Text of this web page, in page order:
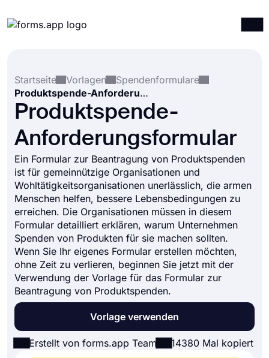
Integrationen
Vorlagen
Ressourcen
Startseite
Vorlagen
Spendenformulare
Produktspende-Anforderungsformular
Produktspende-
Anforderungsformular
Ein Formular zur Beantragung von Produktspenden
ist für gemeinnützige Organisationen und
Wohltätigkeitsorganisationen unerlässlich, die armen
Menschen helfen, bessere Lebensbedingungen zu
erreichen. Die Organisationen müssen in diesem
Formular detailliert erklären, warum Unternehmen
Spenden von Produkten für sie machen sollten.
Wenn Sie Ihr eigenes Formular erstellen möchten,
ohne Zeit zu verlieren, beginnen Sie jetzt mit der
Verwendung der Vorlage für das Formular zur
Beantragung von Produktspenden.
Vorlage verwenden
Erstellt von forms.app Team 14380 Mal kopiert